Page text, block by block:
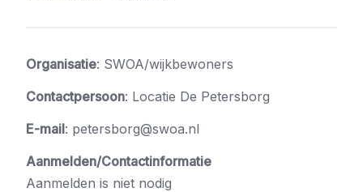
Organisatie: SWOA/wijkbewoners
Contactpersoon: Locatie De Petersborg
E-mail: petersborg@swoa.nl
Aanmelden/Contactinformatie
Aanmelden is niet nodig